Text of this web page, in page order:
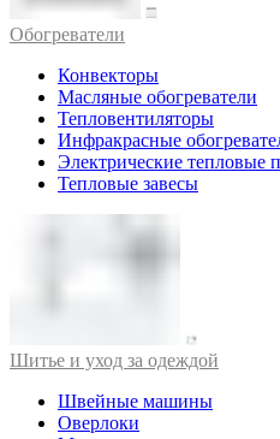
Обогреватели
Конвекторы
Масляные обогреватели
Тепловентиляторы
Инфракрасные
Электрические тепловые
Тепловые завесы
Шитье и уход за одеждой
Швейные машины
Оверлоки